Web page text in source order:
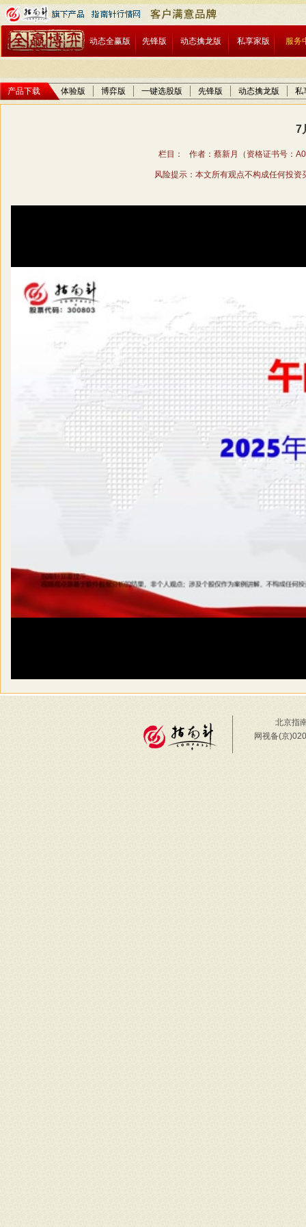
动态全赢版 先锋版 动态擒龙版 私享家版 服务
产品下载 体验版 博弈版 一键选股版 先锋版 动态擒龙版 私
7
栏目： 作者：蔡新月（资格证书号：
风险提示：本文所有观点不构成任何投
北京指
网视备(京